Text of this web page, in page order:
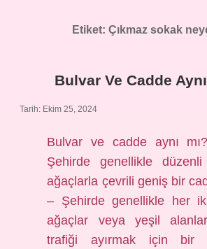
Etiket: Çıkmaz sokak
Bulvar Ve Cadde
Tarih: Ekim 25, 2024
Bulvar ve cadde aynı
Şehirde genellikle düzenli
ağaçlarla çevrili geniş bir
– Şehirde genellikle her
ağaçlar veya yeşil
trafiği ayırmak için bir